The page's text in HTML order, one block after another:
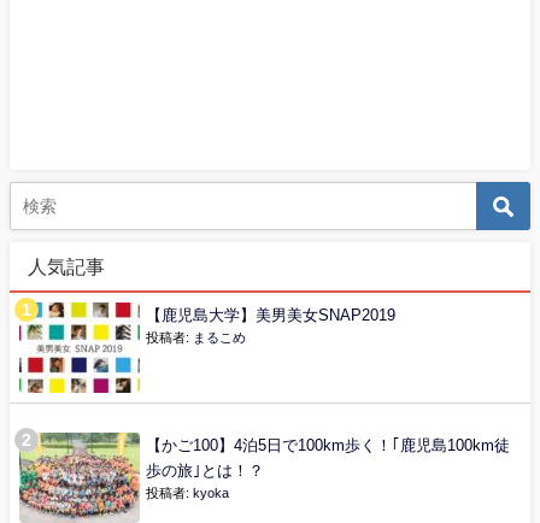
人気記事
【鹿児島大学】美男美女SNAP2019
投稿者: まるこめ
【かご100】4泊5日で100km歩く！｢鹿児島100km徒
歩の旅｣とは！？
投稿者: kyoka